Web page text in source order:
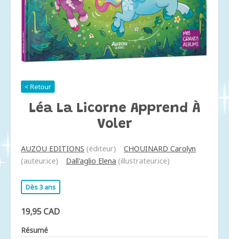
< Retour
Léa La Licorne Apprend À
Voler
AUZOU EDITIONS (éditeur)
CHOUINARD Carolyn
(auteur.ice)
Dall'aglio Elena (illustrateur.ice)
Dès 3 ans
19,95 CAD
Résumé